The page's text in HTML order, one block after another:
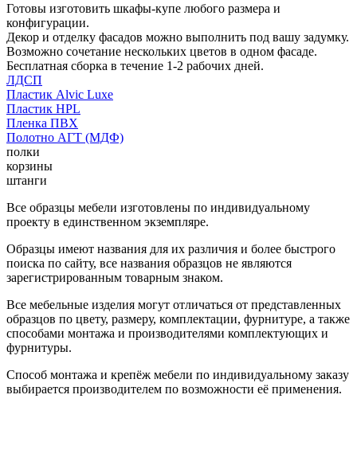
Готовы изготовить шкафы-купе любого размера и
конфигурации.
Декор и отделку фасадов можно выполнить под вашу задумку.
Возможно сочетание нескольких цветов в одном фасаде.
Бесплатная сборка в течение 1-2 рабочих дней.
ЛДСП
Пластик Alvic Luxe
Пластик HPL
Пленка ПВХ
Полотно АГТ (МДФ)
полки
корзины
штанги
Все образцы мебели изготовлены по индивидуальному
проекту в единственном экземпляре.
Образцы имеют названия для их различия и более быстрого
поиска по сайту, все названия образцов не являются
зарегистрированным товарным знаком.
Все мебельные изделия могут отличаться от представленных
образцов по цвету, размеру, комплектации, фурнитуре, а также
способами монтажа и производителями комплектующих и
фурнитуры.
Способ монтажа и крепёж мебели по индивидуальному заказу
выбирается производителем по возможности её применения.